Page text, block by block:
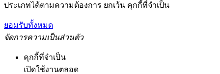
ประเภทได้ตามความต้องการ ยกเว้น คุกกี้ที่จำเป็น
ยอมรับทั้งหมด
จัดการความเป็นส่วนตัว
คุกกี้ที่จำเป็น
เปิดใช้งานตลอด